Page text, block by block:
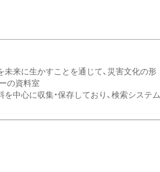
未来に生かすことを通じて、災害文化の形
の資料室
中心に収集・保存しており、検索システム